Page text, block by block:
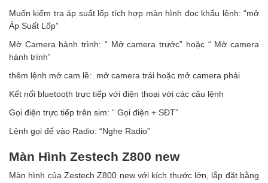
Muốn kiểm tra áp suất lốp tích hợp màn hình đọc khẩu lệnh: “mở
Áp Suất Lốp”
Mở Camera hành trình: “ Mở camera trước” hoặc “ Mở camera
hành trình”
thêm lệnh mở cam lề: mở camera trái hoặc mở camera phải
Kết nối bluetooth trực tiếp với điện thoại với các câu lệnh
Gọi điện trực tiếp trên sim: “ Gọi điện + SĐT”
Lệnh gọi để vào Radio: “Nghe Radio”
Màn Hình Zestech Z800 new
Màn hình của Zestech Z800 new với kích thước lớn, lắp đặt bằng